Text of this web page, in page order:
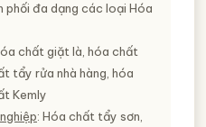
phối đa dạng các loại Hóa
chất giặt là, hóa chất
tẩy rửa nhà hàng, hóa
Kemly
: Hóa chất tẩy sơn,